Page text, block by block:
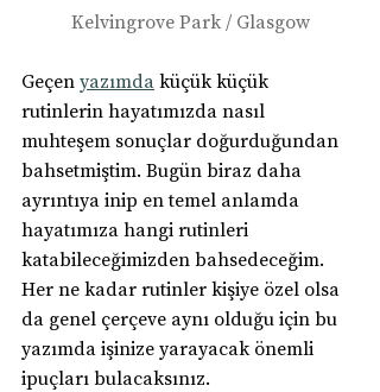
Kelvingrove Park / Glasgow
Geçen yazımda küçük küçük
rutinlerin hayatımızda nasıl
muhteşem sonuçlar doğurduğundan
bahsetmiştim. Bugün biraz daha
ayrıntıya inip en temel anlamda
hayatımıza hangi rutinleri
katabileceğimizden bahsedeceğim.
Her ne kadar rutinler kişiye özel olsa
da genel çerçeve aynı olduğu için bu
yazımda işinize yarayacak önemli
ipuçları bulacaksınız.